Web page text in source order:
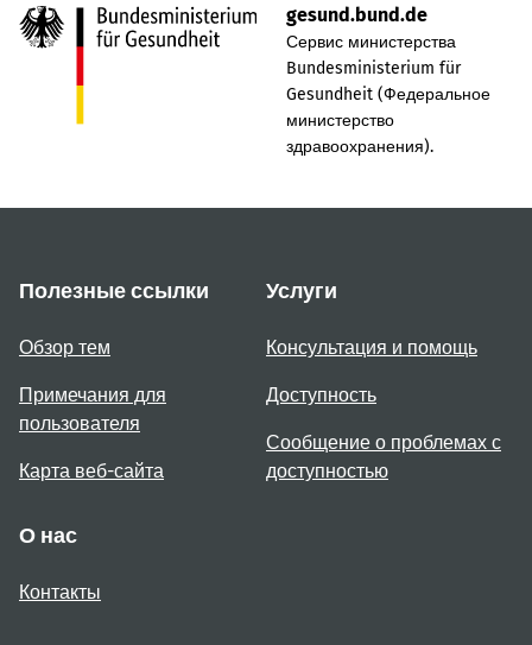
gesund.bund.de
Сервис министерства
Bundesministerium für
Gesundheit (Федеральное
министерство
здравоохранения).
Полезные ссылки
Обзор тем
Примечания для
пользователя
Карта веб-сайта
Услуги
Консультация и помощь
Доступность
Сообщение о проблемах с
доступностью
О нас
Контакты